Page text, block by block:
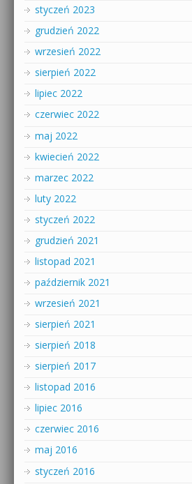
styczeń 2023
grudzień 2022
wrzesień 2022
sierpień 2022
lipiec 2022
czerwiec 2022
maj 2022
kwiecień 2022
marzec 2022
luty 2022
styczeń 2022
grudzień 2021
listopad 2021
październik 2021
wrzesień 2021
sierpień 2021
sierpień 2018
sierpień 2017
listopad 2016
lipiec 2016
czerwiec 2016
maj 2016
styczeń 2016